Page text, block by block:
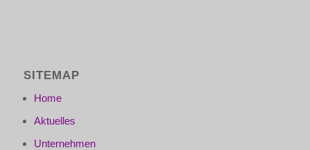
SITEMAP
Home
Aktuelles
Unternehmen